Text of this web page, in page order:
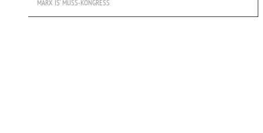
MARX IS’ MUSS-KONGRESS